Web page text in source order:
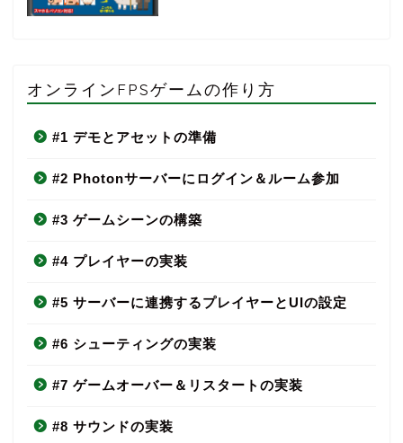
オンラインFPSゲームの作り方
#1 デモとアセットの準備
#2 Photonサーバーにログイン＆ルーム参加
#3 ゲームシーンの構築
#4 プレイヤーの実装
#5 サーバーに連携するプレイヤーとUIの設定
#6 シューティングの実装
#7 ゲームオーバー＆リスタートの実装
#8 サウンドの実装